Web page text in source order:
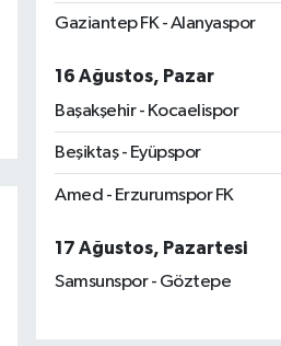
Gaziantep FK - Alanyaspor
16 Ağustos, Pazar
Başakşehir - Kocaelispor
Beşiktaş - Eyüpspor
Amed - Erzurumspor FK
17 Ağustos, Pazartesi
Samsunspor - Göztepe